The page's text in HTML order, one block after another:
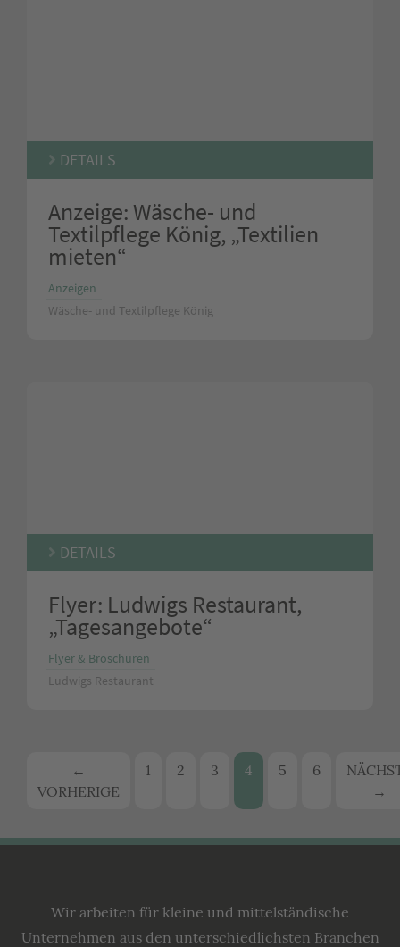
DETAILS
Anzeige: Wäsche- und
Textilpflege König, „Textilien
mieten“
Anzeigen
Wäsche- und Textilpflege König
DETAILS
Flyer: Ludwigs Restaurant,
„Tagesangebote“
Flyer & Broschüren
Ludwigs Restaurant
Beitrags-
Navigation
←
VORHERIGE
1 2 3 4 5 6
→
Werbeagentur
Wir arbeiten für kleine und mittelständische
Unternehmen aus den unterschiedlichsten Branchen